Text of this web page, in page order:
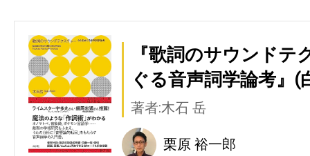
『歌詞のサウンド
ぐる音声詞学論考』(
著者:木石 岳
栗原 裕一郎